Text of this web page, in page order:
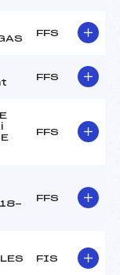
FFS
FFS
FFS
FFS
FIS